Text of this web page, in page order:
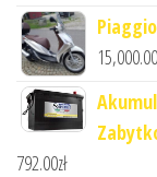
15,000.00
792.00zł